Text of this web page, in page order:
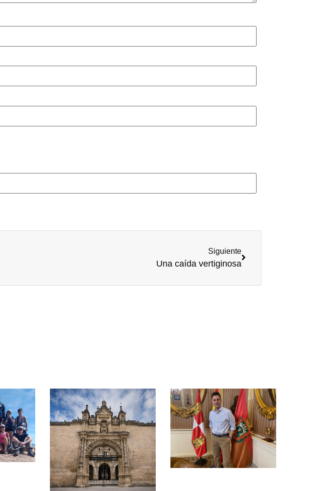
Siguiente
Una caída vertiginosa